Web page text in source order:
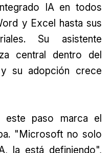
IA en todos
y Excel hasta sus
Su asistente
central dentro del
su adopción crece
este paso marca el
"Microsoft no solo
la está definiendo",